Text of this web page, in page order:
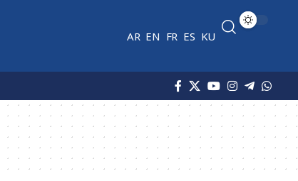
AR EN FR ES KU